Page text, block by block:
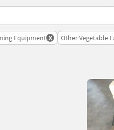
works on Landwirt.com
Equipment x Other Vegetable